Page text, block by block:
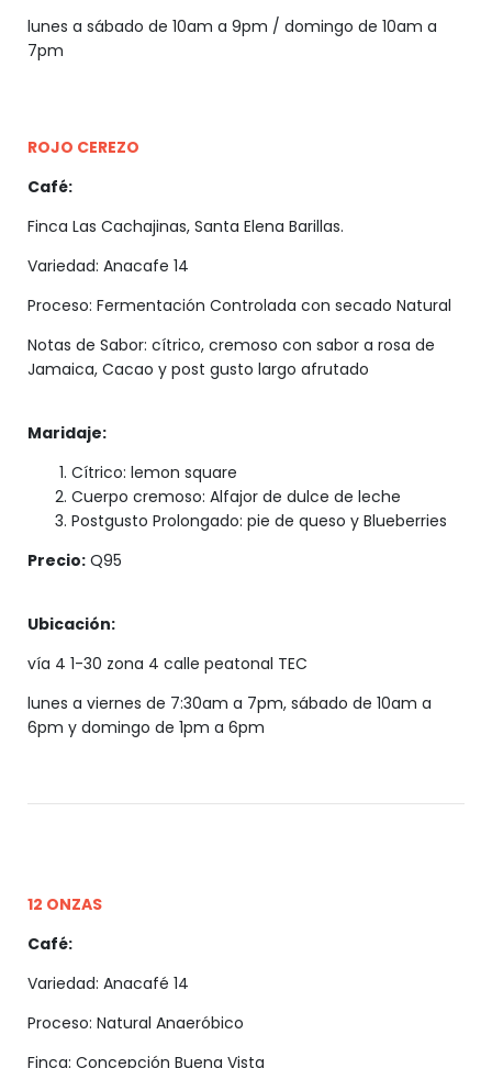
lunes a sábado de 10am a 9pm / domingo de 10am a
7pm
ROJO CEREZO
Café:
Finca Las Cachajinas, Santa Elena Barillas.
Variedad: Anacafe 14
Proceso: Fermentación Controlada con secado Natural
Notas de Sabor: cítrico, cremoso con sabor a rosa de
Jamaica, Cacao y post gusto largo afrutado
Maridaje:
Cítrico: lemon square
Cuerpo cremoso: Alfajor de dulce de leche
Postgusto Prolongado: pie de queso y Blueberries
Precio: Q95
Ubicación:
vía 4 1-30 zona 4 calle peatonal TEC
lunes a viernes de 7:30am a 7pm, sábado de 10am a
6pm y domingo de 1pm a 6pm
12 ONZAS
Café:
Variedad: Anacafé 14
Proceso: Natural Anaeróbico
Finca: Concepción Buena Vista